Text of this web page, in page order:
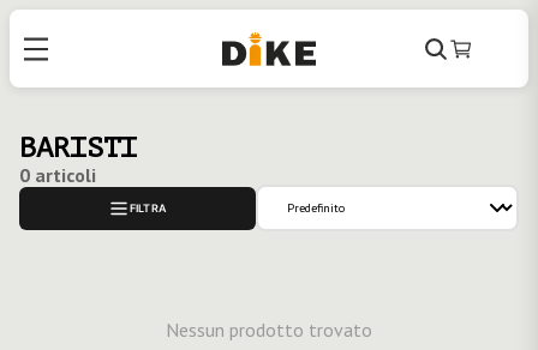
Cerca
Carrello
BARISTI
0 articoli
FILTRA
Nessun prodotto trovato